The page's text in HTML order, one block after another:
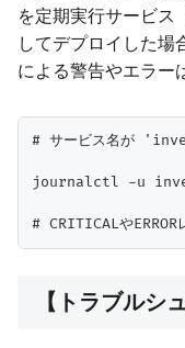
を定期実行サービス
してデプロイした場
による警告やエラー
# サービス名が
journalctl -u
【トラブルシ